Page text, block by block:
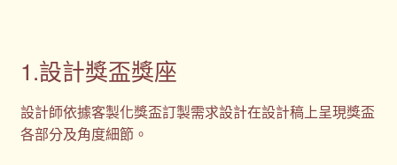
1.設計獎盃獎座
設計師依據客製化獎盃訂製需求設計在設計稿上呈現獎盃
各部分及角度細節。